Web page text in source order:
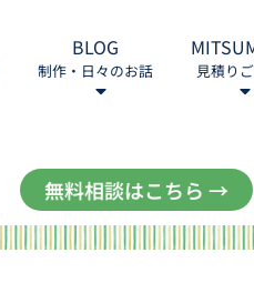
BLOG
制作・日々のお話 見積り
無料相談はこちら →